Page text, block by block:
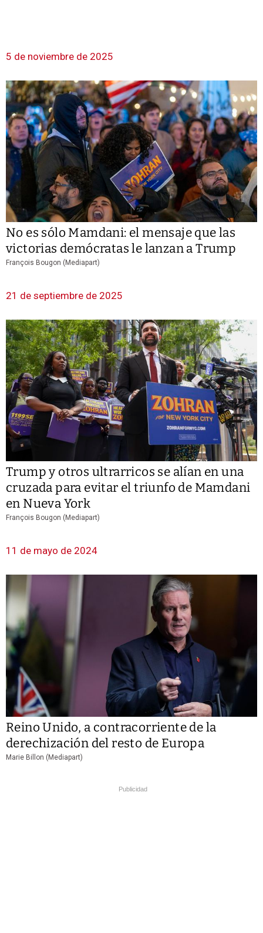
5 de noviembre de 2025
No es sólo Mamdani: el mensaje que las
victorias demócratas le lanzan a Trump
François Bougon (Mediapart)
21 de septiembre de 2025
Trump y otros ultrarricos se alían en una
cruzada para evitar el triunfo de Mamdani
en Nueva York
François Bougon (Mediapart)
11 de mayo de 2024
Reino Unido, a contracorriente de la
derechización del resto de Europa
Marie Billon (Mediapart)
Publicidad